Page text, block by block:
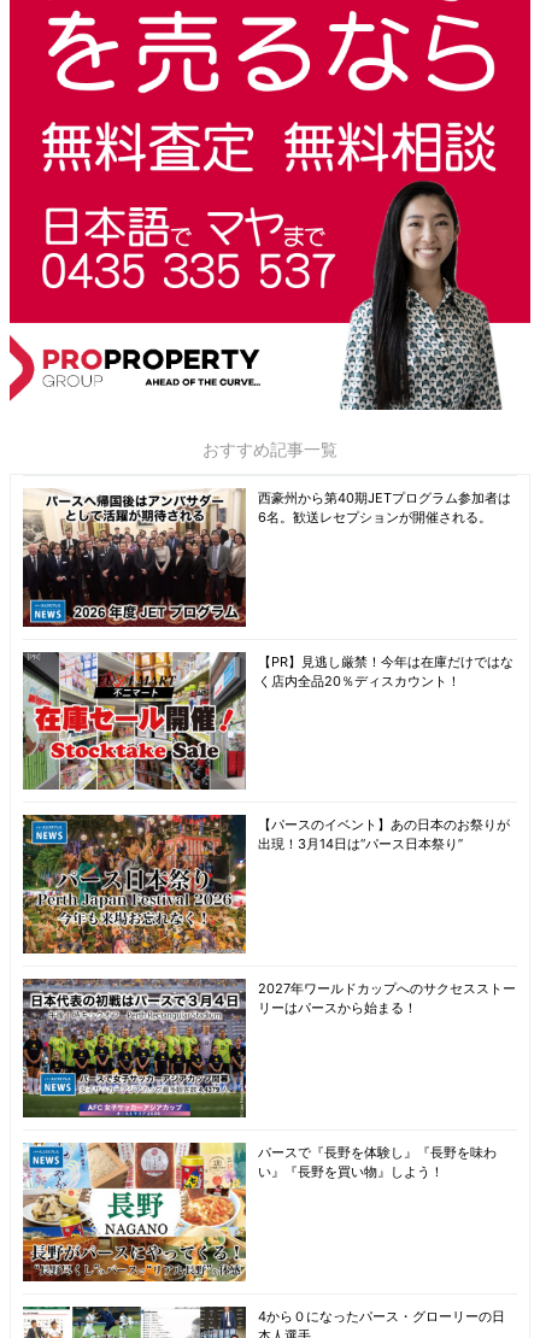
おすすめ記事一覧
西豪州から第40期JETプログラム参加者は
6名。歓送レセプションが開催される。
【PR】見逃し厳禁！今年は在庫だけではな
く店内全品20％ディスカウント！
【パースのイベント】あの日本のお祭りが
出現！3月14日は“パース日本祭り”
2027年ワールドカップへのサクセスストー
リーはパースから始まる！
パースで『長野を体験し』『長野を味わ
い』『長野を買い物』しよう！
4から０になったパース・グローリーの日